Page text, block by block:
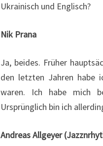
Ukrainisch und Englisch?
Nik Prana
Ja, beides. Früher
den letzten Jahren habe
waren. Ich habe mich
Ursprünglich bin ich
Andreas Allgeyer